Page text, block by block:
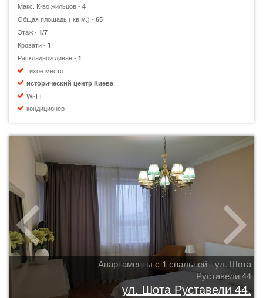
Макс. К-во жильцов - 4
Общая площадь ( кв.м.) - 65
Этаж - 1/7
Кровати - 1
Раскладной диван - 1
тихое место
исторический центр Киева
Wi-Fi
кондиционер
Апартаменты с 1 спальней - ул. Шота
Руставели 44
ул. Шота Руставели 44.